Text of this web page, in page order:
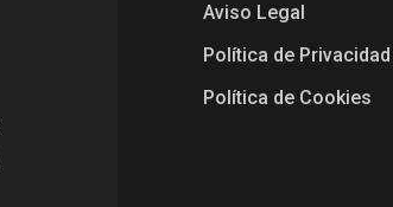
Aviso Legal
Política de Privacidad
Política de Cookies